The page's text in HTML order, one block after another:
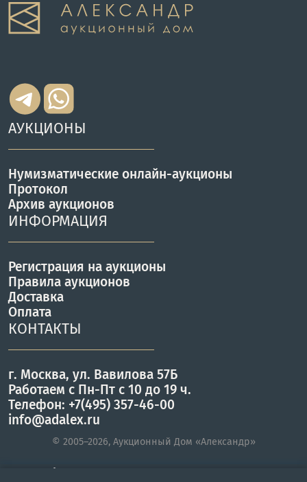
АУКЦИОНЫ
Нумизматические онлайн-аукционы
Протокол
Архив аукционов
ИНФОРМАЦИЯ
Регистрация на аукционы
Правила аукционов
Доставка
Оплата
КОНТАКТЫ
г. Москва, ул. Вавилова 57Б
Работаем с Пн-Пт с 10 до 19 ч.
Телефон: +7(495) 357-46-00
info@adalex.ru
© 2005–2026, Аукционный Дом «Александр»